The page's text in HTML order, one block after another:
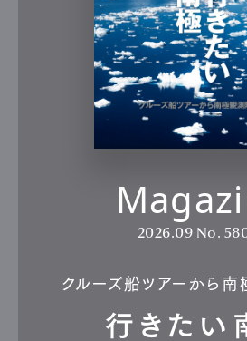
2026.09 No.
クルーズ船ツアーから
行きたい